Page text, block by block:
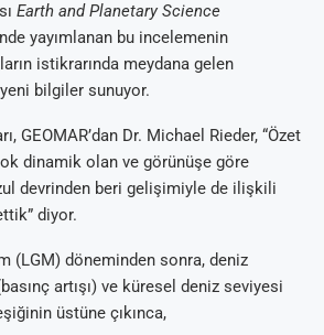
Earth and Planetary Science
yayımlanan bu incelemenin
istikrarında meydana gelen
bilgiler sunuyor.
GEOMAR’dan Dr. Michael Rieder, “Özet
dinamik olan ve görünüşe göre
devrinden beri gelişimiyle de ilişkili
diyor.
(LGM) döneminden sonra, deniz
artışı) ve küresel deniz seviyesi
üstüne çıkınca,